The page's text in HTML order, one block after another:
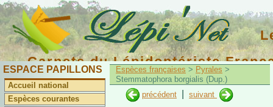
Carnets du Lépidoptériste
ESPACE PAPILLONS
Accueil national
Espèces courantes
Espèces françaises > Pyrales >
Stemmatophora borgialis (Dup.)
précédent
suivant